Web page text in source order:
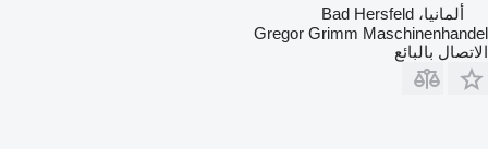
ألمانيا، Bad Hersfeld
Gregor Grimm Maschinenhandel
الاتصال بالبائع